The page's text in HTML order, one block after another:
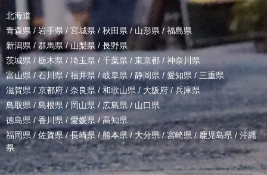
北海道
青森県 / 岩手県/ 宮城県 / 秋田県 / 山形県/ 福島県
新潟県 /群馬県/山梨県 / 長野県
茨城県 / 栃木県 / 埼玉県 / 千葉県 / 東京都 / 神奈川県
富山県 /石川県/福井県/岐阜県 / 静岡県 / 愛知県 / 三重県
滋賀県 / 京都府 / 奈良県 / 和歌山県/ 大阪府 /兵庫県
鳥取県/ 島根県 /岡山県/ 広島県 / 山口県
徳島県 /香川県 / 愛媛県/高知県
福岡県/佐賀県/長崎県 /熊本県/ 大分県/宮崎県 /鹿児島県 / 沖縄
県